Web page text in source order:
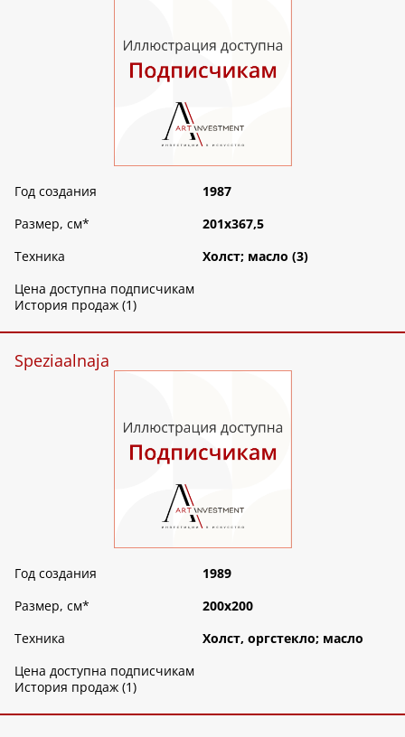
Год создания
1987
Размер, см*
201х367,5
Техника
Холст; масло (3)
Цена доступна подписчикам
История продаж (1)
Speziaalnaja
Год создания
1989
Размер, см*
200х200
Техника
Холст, оргстекло; масло
Цена доступна подписчикам
История продаж (1)